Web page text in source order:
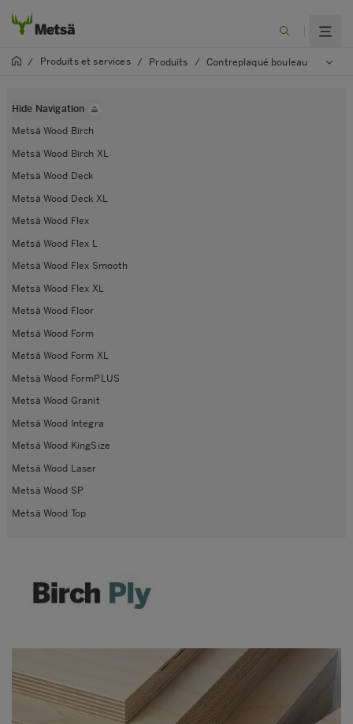
/ Produits et services / Produits / Contreplaqué bouleau
Hide Navigation
Metsä Wood Birch
Metsä Wood Birch XL
Metsä Wood Deck
Metsä Wood Deck XL
Metsä Wood Flex
Metsä Wood Flex L
Metsä Wood Flex Smooth
Metsä Wood Flex XL
Metsä Wood Floor
Metsä Wood Form
Metsä Wood Form XL
Metsä Wood FormPLUS
Metsä Wood Granit
Metsä Wood Integra
Metsä Wood KingSize
Metsä Wood Laser
Metsä Wood SP
Metsä Wood Top